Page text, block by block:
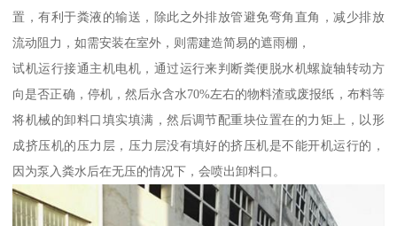
置，有利于粪液的输送，除此之外排放管避免弯角直角，减少排放
流动阻力，如需安装在室外，则需建造简易的遮雨棚，
试机运行接通主机电机，通过运行来判断粪便脱水机螺旋轴转动方
向是否正确，停机，然后永含水70%左右的物料渣或废报纸，布料等
将机械的卸料口填实填满，然后调节配重块位置在的力矩上，以形
成挤压机的压力层，压力层没有填好的挤压机是不能开机运行的，
因为泵入粪水后在无压的情况下，会喷出卸料口。